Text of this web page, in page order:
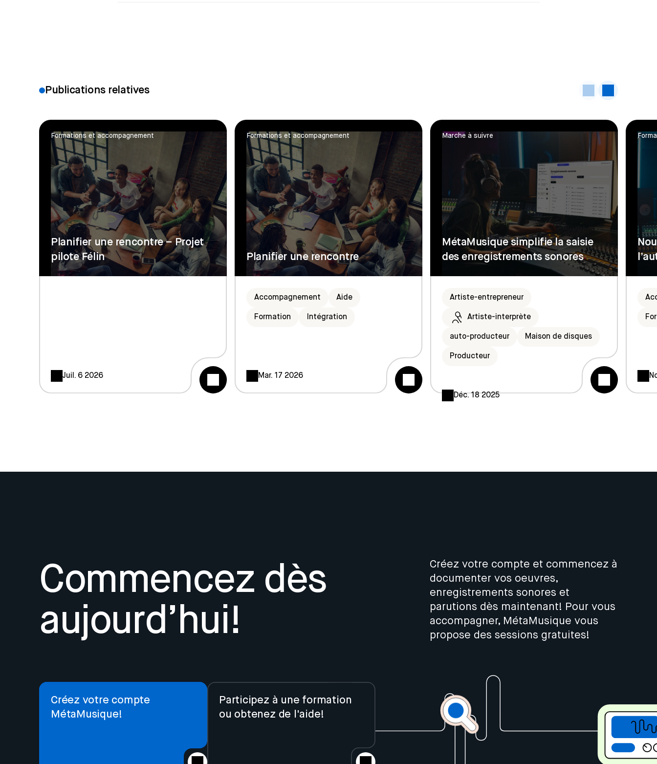
Publications relatives
Formations et accompagnement
Planifier une rencontre – Projet
pilote Félin
Juil. 6 2026
Formations et accompagnement
Planifier une rencontre
Accompagnement Aide
Formation Intégration
Mar. 17 2026
Marche à suivre
MétaMusique simplifie la saisie
des enregistrements sonores
Artiste-entrepreneur
Artiste-interprète
auto-producteur Maison de disques
Producteur
Déc. 18 2025
Commencez dès
aujourd’hui!
Créez votre compte et commencez à
documenter vos oeuvres,
enregistrements sonores et
parutions dès maintenant! Pour vous
accompagner, MétaMusique vous
propose des sessions gratuites!
Créez votre compte
MétaMusique!
Participez à une formation
ou obtenez de l'aide!